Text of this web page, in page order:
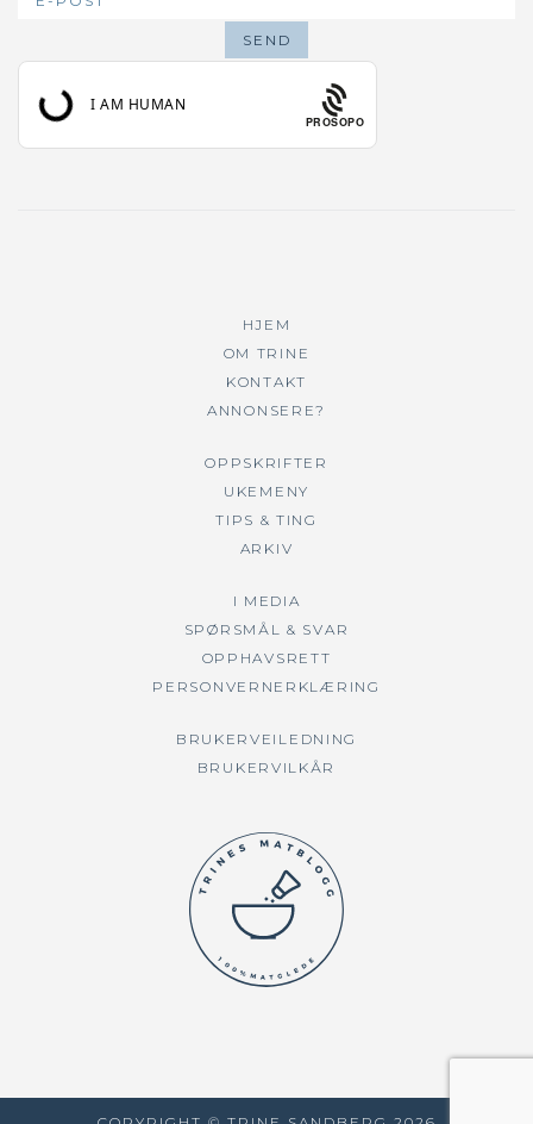
PROSOPO
HJEM
OM TRINE
KONTAKT
ANNONSERE?
OPPSKRIFTER
UKEMENY
TIPS & TING
ARKIV
I MEDIA
SPØRSMÅL & SVAR
OPPHAVSRETT
PERSONVERNERKLÆRING
BRUKERVEILEDNING
BRUKERVILKÅR